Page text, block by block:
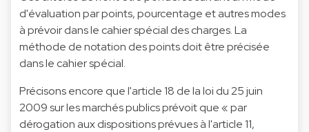
d'évaluation par points, pourcentage et autres modes
à prévoir dans le cahier spécial des charges. La
méthode de notation des points doit être précisée
dans le cahier spécial.
Précisons encore que l'article 18 de la loi du 25 juin
2009 sur les marchés publics prévoit que « par
dérogation aux dispositions prévues à l'article 11,